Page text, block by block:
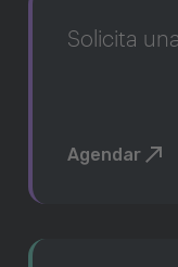
Solicita
Agendar